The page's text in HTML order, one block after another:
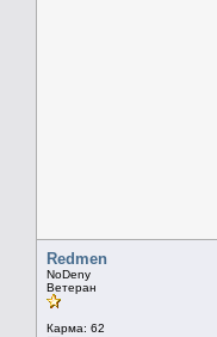
Redmen
NoDeny
Ветеран
Карма: 62